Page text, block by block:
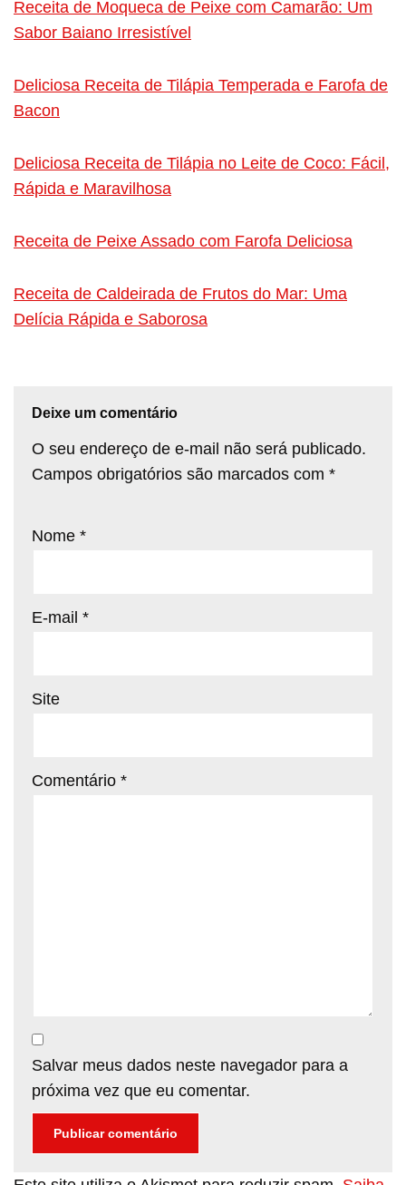
Receita de Moqueca de Peixe com Camarão: Um
Sabor Baiano Irresistível
Deliciosa Receita de Tilápia Temperada e Farofa de
Bacon
Deliciosa Receita de Tilápia no Leite de Coco: Fácil,
Rápida e Maravilhosa
Receita de Peixe Assado com Farofa Deliciosa
Receita de Caldeirada de Frutos do Mar: Uma
Delícia Rápida e Saborosa
Deixe um comentário
O seu endereço de e-mail não será publicado.
Campos obrigatórios são marcados com *
Nome *
E-mail *
Site
Comentário *
Salvar meus dados neste navegador para a
próxima vez que eu comentar.